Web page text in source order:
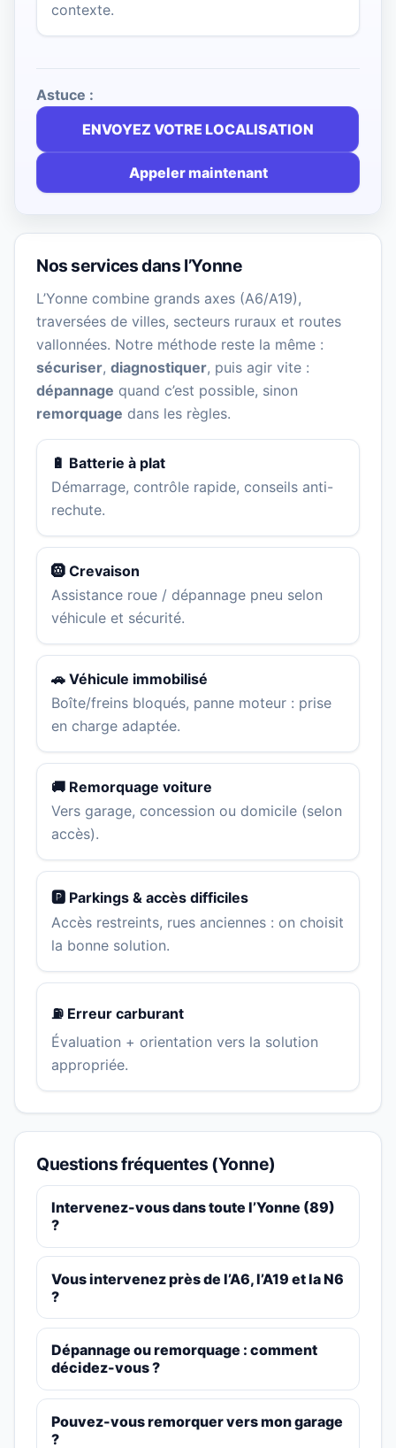
contexte.
Astuce :
ENVOYEZ VOTRE LOCALISATION
Appeler maintenant
Nos services dans l’Yonne
L’Yonne combine grands axes (A6/A19),
traversées de villes, secteurs ruraux et routes
vallonnées. Notre méthode reste la même :
sécuriser, diagnostiquer, puis agir vite :
dépannage quand c’est possible, sinon
remorquage dans les règles.
🔋 Batterie à plat
Démarrage, contrôle rapide, conseils anti-
rechute.
🛞 Crevaison
Assistance roue / dépannage pneu selon
véhicule et sécurité.
🚗 Véhicule immobilisé
Boîte/freins bloqués, panne moteur : prise
en charge adaptée.
🚚 Remorquage voiture
Vers garage, concession ou domicile (selon
accès).
🅿️ Parkings & accès difficiles
Accès restreints, rues anciennes : on choisit
la bonne solution.
⛽ Erreur carburant
Évaluation + orientation vers la solution
appropriée.
Questions fréquentes (Yonne)
Intervenez-vous dans toute l’Yonne (89)
?
Vous intervenez près de l’A6, l’A19 et la N6
?
Dépannage ou remorquage : comment
décidez-vous ?
Pouvez-vous remorquer vers mon garage
?